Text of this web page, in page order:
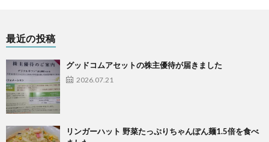
最近の投稿
グッドコムアセットの株主優待が届きました
2026.07.21
リンガーハット 野菜たっぷりちゃんぽん麺1.5倍を食べ